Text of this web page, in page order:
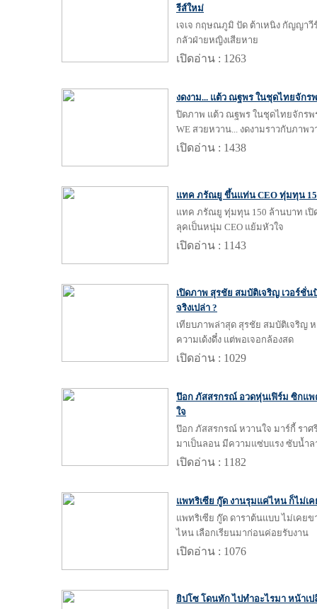
รีส์ใหม่
เจเจ กฤษณภูมิ ปัด ต้าเหนิง กัญญาวี
กลัวฝ่ายหญิงเสียหาย
เปิดอ่าน : 1263
งดงาม... แต้ว ณฐพร ในชุดไทยจักร
ปิดภาพ แต้ว ณฐพร ในชุดไทยจักรพ
WE สวยหวาน... งดงามราวกับภาพว
เปิดอ่าน : 1438
แทค ภรัณยู ขึ้นแท่น CEO ทุ่มทุน
แทค ภรัณยู ทุ่มทุน 150 ล้านบาท เปิ
ลุคเป็นหนุ่ม CEO แย้มหัวใจ
เปิดอ่าน : 1143
เปิดภาพ สุรชัย สมบัติเจริญ เวอร์ชั่น
จริงเปล่า ?
เทียบภาพล่าสุด สุรชัย สมบัติเจริญ
ความเด้งดึ๋ง แต่พอเจอกล้องสด
เปิดอ่าน : 1029
ป๊อก ภัสสรกรณ์ อวดหุ่นเฟิร์ม ซิกแ
ใจ
ป๊อก ภัสสรกรณ์ หวานใจ มาร์กี้ รา
มาเป็นลอน มีความแซ่บแรง ซับน้ำล
เปิดอ่าน : 1182
แพทริเซีย กู๊ด งานรุมแค่ไหน ก็ไม่เค
แพทริเซีย กู๊ด ดาราต้นแบบ ไม่เคย
ไหน เลือกเรียนมาก่อนค่อยรับงาน
เปิดอ่าน : 1076
ยิปโซ โดนทัก ไปทำอะไรมา หน้าเ